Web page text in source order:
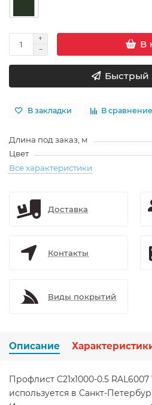
В
Быстрый
В закладки В сравнение
Длина под заказ, м
Цвет
Все характеристики
Доставка
Контакты
Виды покрытий
Описание
Профлист C21х1000-0.5
используется в Санкт-